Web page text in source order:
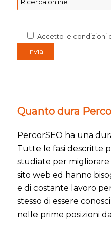
Accetto le condizioni
Quanto dura
PercorSEO ha una
Tutte le fasi descritte
studiate per
sito web ed hanno
e di costante lavoro
stesso di essere
nelle prime posizioni